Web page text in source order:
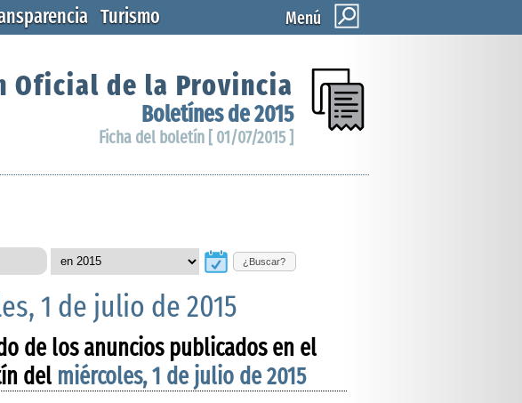
Menú
Turismo
Oficial de la Provincia
Boletínes de 2015
Ficha del boletín [ 01/07/2015 ]
¿Buscar?
1 de julio de 2015
de los anuncios publicados en el
del miércoles, 1 de julio de 2015